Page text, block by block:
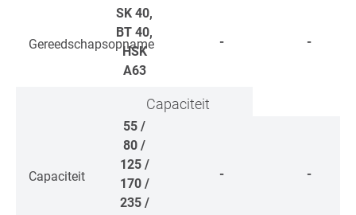
Gereedschapsopname
SK 40,
BT 40,
HSK
A63
- -
Capaciteit
Capaciteit
55 /
80 /
125 /
170 /
235 /
- -